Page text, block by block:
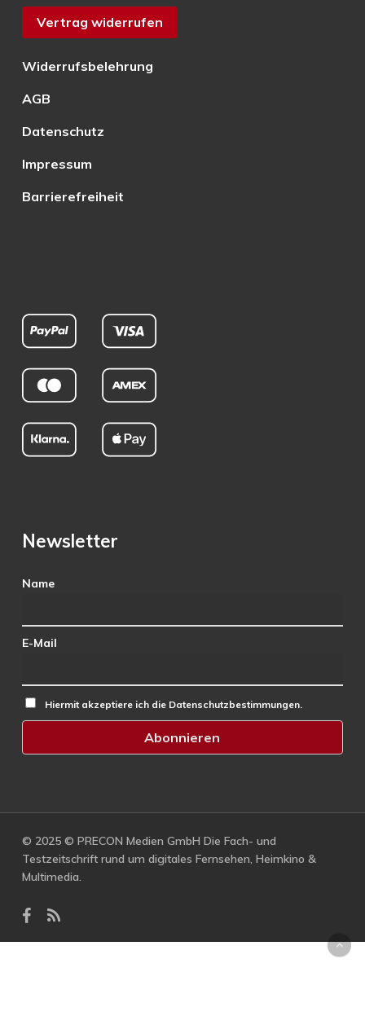
Vertrag widerrufen
Widerrufsbelehrung
AGB
Datenschutz
Impressum
Barrierefreiheit
Newsletter
Name
E-Mail
Hiermit akzeptiere ich die Datenschutzbestimmungen.
© 2025 © PRECON Medien GmbH Die Fach- und
Testzeitschrift rund um digitales Fernsehen, Heimkino &
Multimedia.
facebook
RSS